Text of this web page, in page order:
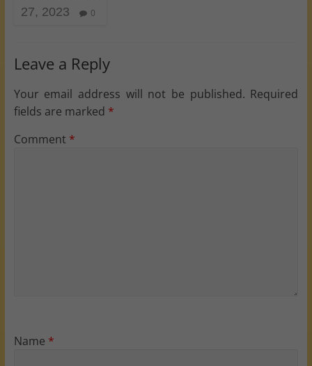
27, 2023
0
Leave a Reply
Your email address will not be published. Required
fields are marked *
Comment *
Name *